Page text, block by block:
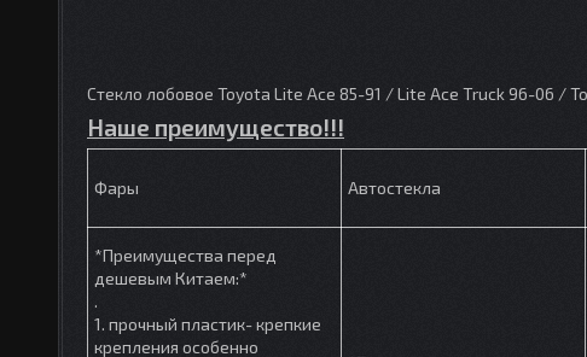
Стекло лобовое Toyota Lite Ace 85-91 / Lite Ace Truck 96-06 /
Наше преимущество!!!
Фары Автостекла
*Преимущества перед
дешевым Китаем:*
.
1. прочный пластик- крепкие
крепления особенно